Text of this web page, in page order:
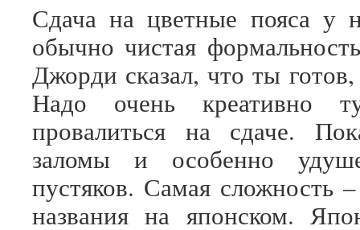
Сдача на цветные пояса у
обычно чистая
Джорди сказал, что ты
Надо очень креативно
провалиться на сдаче.
заломы и особенно
пустяков. Самая сложность
названия на японском.